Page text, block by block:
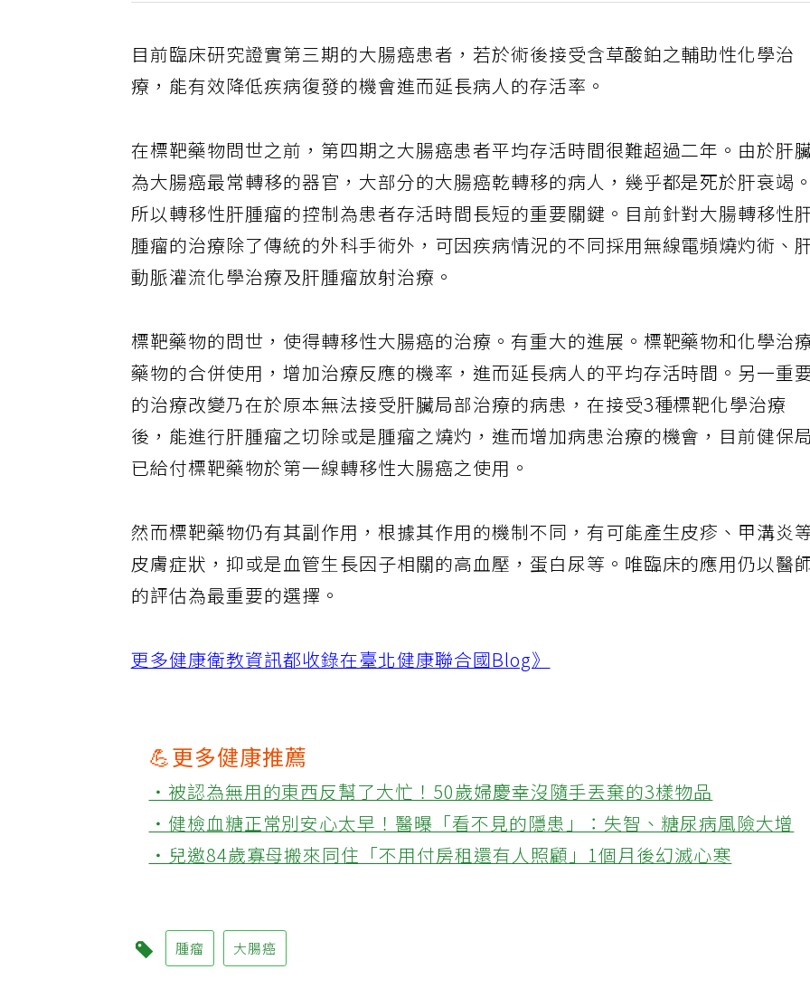
目前臨床研究證實第三期的大腸癌患者，若於術後接受含草酸鉑之輔助性化學治
療，能有效降低疾病復發的機會進而延長病人的存活率。
在標靶藥物問世之前，第四期之大腸癌患者平均存活時間很難超過二年。由於肝
為大腸癌最常轉移的器官，大部分的大腸癌乾轉移的病人，幾乎都是死於肝衰竭。
所以轉移性肝腫瘤的控制為患者存活時間長短的重要關鍵。目前針對大腸轉移性
腫瘤的治療除了傳統的外科手術外，可因疾病情況的不同採用無線電頻燒灼術、
動脈灌流化學治療及肝腫瘤放射治療。
標靶藥物的問世，使得轉移性大腸癌的治療。有重大的進展。標靶藥物和化學治
藥物的合併使用，增加治療反應的機率，進而延長病人的平均存活時間。另一重
的治療改變乃在於原本無法接受肝臟局部治療的病患，在接受3種標靶化學治療
後，能進行肝腫瘤之切除或是腫瘤之燒灼，進而增加病患治療的機會，目前健保局
已給付標靶藥物於第一線轉移性大腸癌之使用。
然而標靶藥物仍有其副作用，根據其作用的機制不同，有可能產生皮疹、甲溝炎
皮膚症狀，抑或是血管生長因子相關的高血壓，蛋白尿等。唯臨床的應用仍以醫
的評估為最重要的選擇。
更多健康衛教資訊都收錄在臺北健康聯合國Blog》
💪更多健康推薦
‧被認為無用的東西反幫了大忙！50歲婦慶幸沒隨手丟棄的3樣物品
‧健檢血糖正常別安心太早！醫曝「看不見的隱患」：失智、糖尿病風險大增
‧兒邀84歲寡母搬來同住「不用付房租還有人照顧」1個月後幻滅心寒
腫瘤 大腸癌